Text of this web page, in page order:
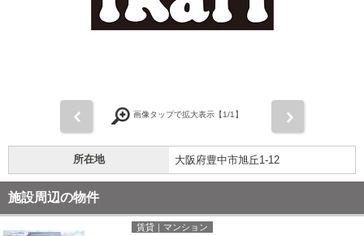
画像タップで拡大表示【1/1】
所在地 大阪府豊中市旭丘1-12
施設周辺の物件
賃貸｜マンション